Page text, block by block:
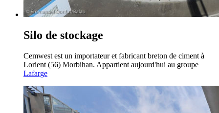
Silo de stockage
Cemwest est un importateur et fabricant breton de ciment à
Lorient (56) Morbihan. Appartient aujourd'hui au groupe
Lafarge